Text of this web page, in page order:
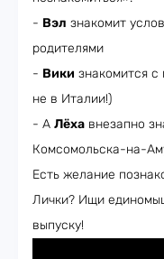
- Вэл знакомит
родителями
- Вики знакомится с
не в Италии!)
- А Лёха внезапно
Комсомольска-на-
Есть желание
Лички? Ищи
выпуску!